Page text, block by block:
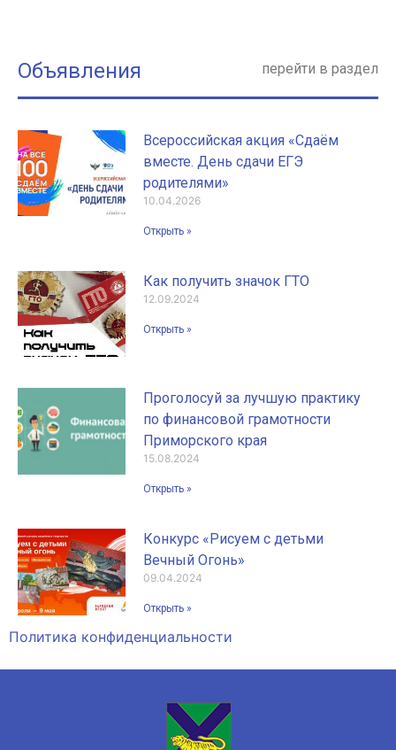
Объявления перейти в раздел
Всероссийская акция «Сдаём
вместе. День сдачи ЕГЭ
родителями»
10.04.2026
Открыть »
Как получить значок ГТО
12.09.2024
Открыть »
Проголосуй за лучшую практику
по финансовой грамотности
Приморского края
15.08.2024
Открыть »
Конкурс «Рисуем с детьми
Вечный Огонь»
09.04.2024
Открыть »
Политика конфиденциальности